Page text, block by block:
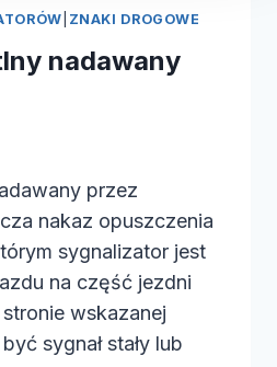
ZNAKI DROGOWE
nadawany
przez
nakaz opuszczenia
sygnalizator jest
na część jezdni
wskazanej
sygnał stały lub